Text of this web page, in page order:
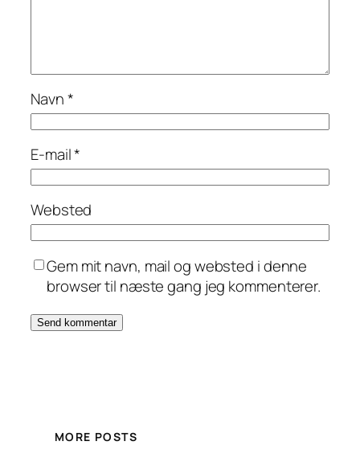
Navn*
E-mail*
Websted
Gem mit navn, mail og websted i denne
browser til næste gang jeg kommenterer.
MORE POSTS